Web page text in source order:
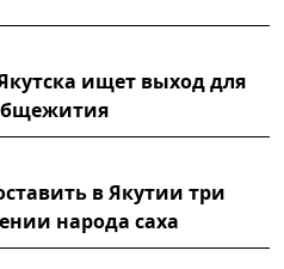
ищет выход для
в Якутии три
народа саха